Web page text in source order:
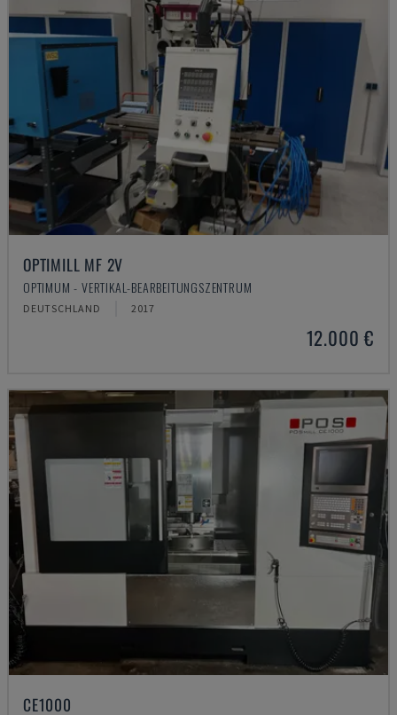
OPTIMILL MF 2V
OPTIMUM - VERTIKAL-BEARBEITUNGSZENTRUM
DEUTSCHLAND 2017
12.000 €
CE1000